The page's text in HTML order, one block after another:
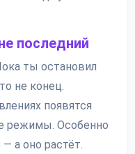
последний
ты остановил
не конец.
появятся
режимы. Особенно
а оно растёт.